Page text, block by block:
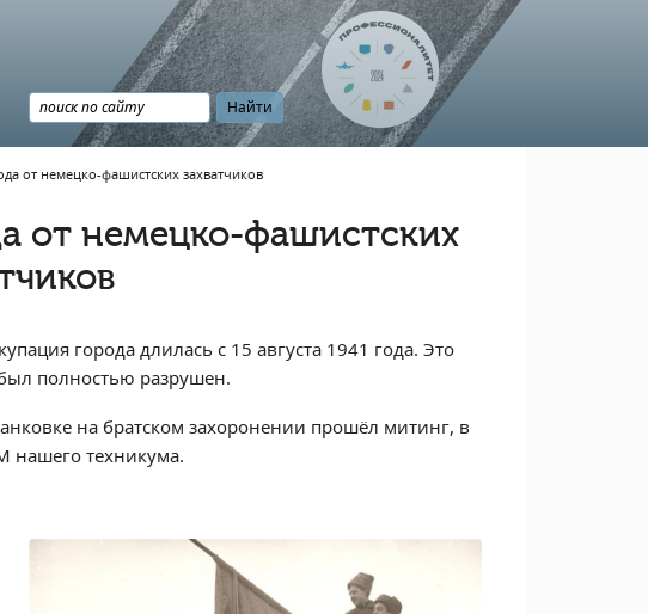
от немецко-фашистских захватчиков
от немецко-фашистских
города длилась с 15 августа 1941 года. Это
полностью разрушен.
на братском захоронении прошёл митинг, в
нашего техникума.